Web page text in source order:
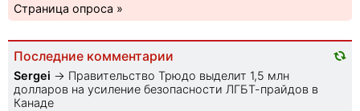
Страница опроса »
Последние комментарии
Sеrgei → Правительство Трюдо выделит 1,5 млн
долларов на усиление безопасности ЛГБТ-прайдов в
Канаде